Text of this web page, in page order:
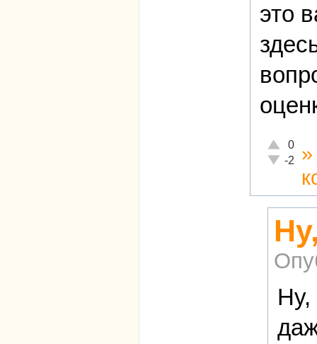
это
Отлично!
0
-2
Ну,